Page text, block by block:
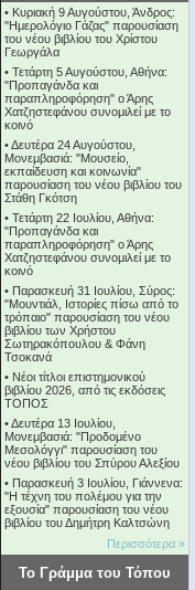
• Κυριακή 9 Αυγούστου, Άνδρος:
"Ημερολόγιο Γάζας" παρουσίαση
του νέου βιβλίου του Χρίστου
Γεωργάλα
• Τετάρτη 5 Αυγούστου, Αθήνα:
"Προπαγάνδα και
παραπληροφόρηση" ο Άρης
Χατζηστεφάνου συνομιλεί με το
κοινό
•Δευτέρα 24 Αυγούστου,
Μονεμβασιά: "Μουσείο,
εκπαίδευση και κοινωνία"
παρουσίαση του νέου βιβλίου του
Στάθη Γκότση
• Τετάρτη 22 Ιουλίου, Αθήνα:
"Προπαγάνδα και
παραπληροφόρηση" ο Άρης
Χατζηστεφάνου συνομιλεί με το
κοινό
• Παρασκευή 31 Ιουλίου, Σύρος:
"Μουντιάλ, Ιστορίες πίσω από το
τρόπαιο" παρουσίαση του νέου
βιβλίου των Χρήστου
Σωτηρακόπουλου & Φάνη
Τσοκανά
• Νέοι τίτλοι επιστημονικού
βιβλίου 2026, από τις εκδόσεις
ΤΟΠΟΣ
•Δευτέρα 13 Ιουλίου,
Μονεμβασιά: "Προδομένο
Μεσολόγγι" παρουσίαση του
νέου βιβλίου του Σπύρου Αλεξίου
• Παρασκευή 3 Ιουλίου, Γιάννενα:
"Η τέχνη του πολέμου για την
εξουσία" παρουσίαση του νέου
βιβλίου του Δημήτρη Καλτσώνη
Περισσότερα »
Το Γράμμα του Τόπου